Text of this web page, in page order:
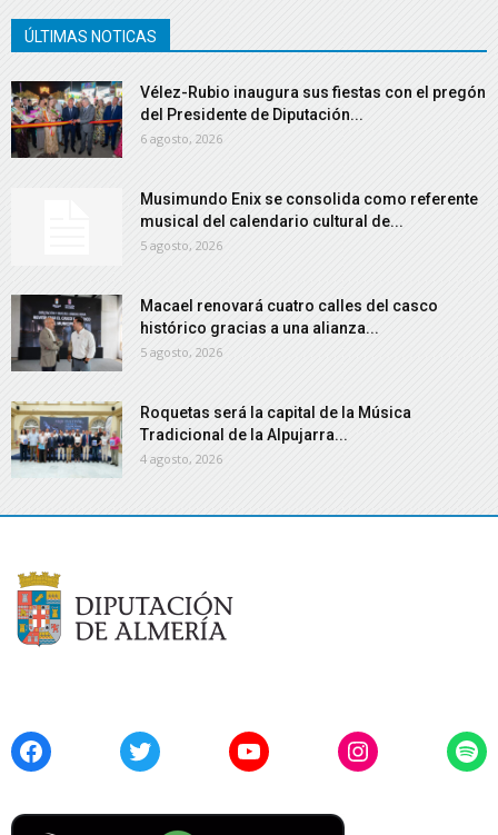
ÚLTIMAS NOTICAS
Vélez-Rubio inaugura sus fiestas con el pregón
del Presidente de Diputación...
6 agosto, 2026
Musimundo Enix se consolida como referente
musical del calendario cultural de...
5 agosto, 2026
Macael renovará cuatro calles del casco
histórico gracias a una alianza...
5 agosto, 2026
Roquetas será la capital de la Música
Tradicional de la Alpujarra...
4 agosto, 2026
FacebookTwitter YouTubeInstagram